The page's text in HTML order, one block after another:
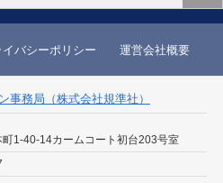
イバシーポリシー 運営会社概要
事務局（株式会社規準社）
町1-40-14カームコート初台203号室